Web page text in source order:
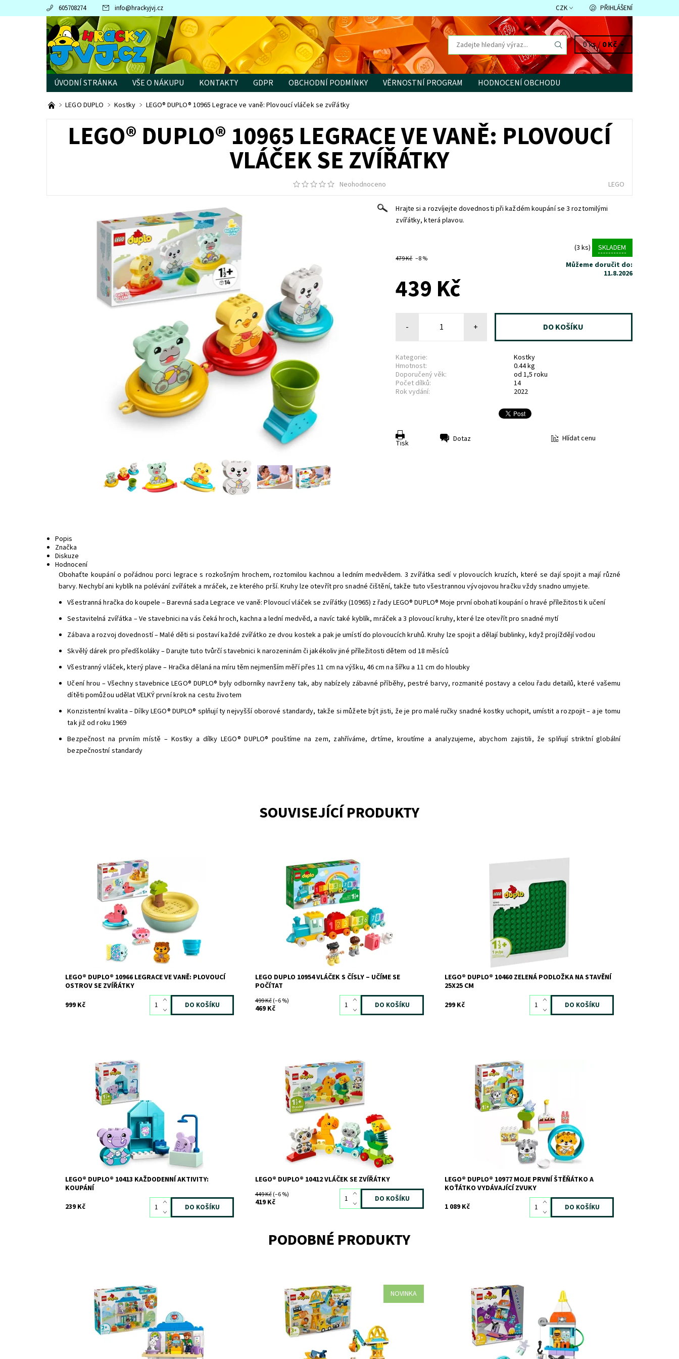
605708274 info@hrackyjvj.cz CZK PŘIHLÁŠENÍ
0 ks /0 Kč
ÚVODNÍ STRÁNKA VŠE O NÁKUPU KONTAKTY GDPR OBCHODNÍ PODMÍNKY VĚRNOSTNÍ PROGRAM
HODNOCENÍ OBCHODU
PRODÁVANÉ ZNAČKY
LEGO DUPLO Kostky LEGO® DUPLO® 10965 Legrace ve vaně: Plovoucí vláček se zvířátky
LEGO® DUPLO® 10965 LEGRACE VE VANĚ: PLOVOUCÍ
VLÁČEK SE ZVÍŘÁTKY
Neohodnoceno LEGO
Hrajte si a rozvíjejte dovednosti při každém koupání se 3 roztomilými
zvířátky, která plavou.
479 Kč –8 %
(3 ks)
SKLADEM
Můžeme doručit do:
11.8.2026
439 Kč
- +
Kategorie:
Kostky
Hmotnost:
0.44 kg
Doporučený věk:
od 1,5 roku
Počet dílků:
14
Rok vydání:
2022
Tisk Dotaz Hlídat cenu
Popis
Značka
Diskuze
Hodnocení
Obohaťte koupání o pořádnou porci legrace s rozkošným hrochem, roztomilou kachnou a ledním medvědem. 3 zvířátka sedí v plovoucích kruzích, které se dají spojit a mají různé
barvy. Nechybí ani kyblík na polévání zvířátek a mráček, ze kterého prší. Kruhy lze otevřít pro snadné čištění, takže tuto všestrannou vývojovou hračku vždy snadno umyjete.
Všestranná hračka do koupele – Barevná sada Legrace ve vaně: Plovoucí vláček se zvířátky (10965) z řady LEGO® DUPLO® Moje první obohatí koupání o hravé příležitosti k učení
Sestavitelná zvířátka – Ve stavebnici na vás čeká hroch, kachna a lední medvěd, a navíc také kyblík, mráček a 3 plovoucí kruhy, které lze otevřít pro snadné mytí
Zábava a rozvoj dovedností – Malé děti si postaví každé zvířátko ze dvou kostek a pak je umístí do plovoucích kruhů. Kruhy lze spojit a dělají bublinky, když projíždějí vodou
Skvělý dárek pro předškoláky – Darujte tuto tvůrčí stavebnici k narozeninám či jakékoliv jiné příležitosti dětem od 18 měsíců
Všestranný vláček, který plave – Hračka dělaná na míru těm nejmenším měří přes 11 cm na výšku, 46 cm na šířku a 11 cm do hloubky
Učení hrou – Všechny stavebnice LEGO® DUPLO® byly odborníky navrženy tak, aby nabízely zábavné příběhy, pestré barvy, rozmanité postavy a celou řadu detailů, které vašemu
dítěti pomůžou udělat VELKÝ první krok na cestu životem
Konzistentní kvalita – Dílky LEGO® DUPLO® splňují ty nejvyšší oborové standardy, takže si můžete být jisti, že je pro malé ručky snadné kostky uchopit, umístit a rozpojit – a je tomu
tak již od roku 1969
Bezpečnost na prvním místě – Kostky a dílky LEGO® DUPLO® pouštíme na zem, zahříváme, drtíme, kroutíme a analyzujeme, abychom zajistili, že splňují striktní globální
bezpečnostní standardy
SOUVISEJÍCÍ PRODUKTY
Přeneste své dítko z koupelny na tropický ostrov s
roztomilými, sestavitelnými zvířátky s nimiž si užijí
velkou porci legrace.
Dostupnost:
Skladem
3
9687
LEGO
LEGO® DUPLO® 10966 LEGRACE VE VANĚ: PLOVOUCÍ
OSTROV SE ZVÍŘÁTKY
999 Kč
Stavění, hraní a učení pro nejmenší na palubě vláčku s
Dostupnost:
Skladem3
8587
LEGO
LEGO DUPLO 10954 VLÁČEK S ČÍSLY – UČÍME SE
POČÍTAT
499 Kč(–6 %)
469 Kč
děti mohou vystavovat své kreativní výtvory.
Skladem>3
12285
LEGO
LEGO® DUPLO® 10460 ZELENÁ PODLOŽKA NA STAVĚNÍ
25X25 CM
299 Kč
Děti si se stavebnicí LEGO® se zvířátky prohloubí
pozitivní vztah ke koupání
Dostupnost:
Skladem3
11556
LEGO® DUPLO® 10413 KAŽDODENNÍ AKTIVITY:
KOUPÁNÍ
239 Kč
Vláček z řady LEGO® DUPLO® pro batolata pomáhá
rozvíjet jemné motorické schopnosti
Dostupnost:
Skladem3
11406
LEGO
LEGO® DUPLO® 10412 VLÁČEK SE ZVÍŘÁTKY
449 Kč(–6 %)
419 Kč
Učení hrou s koťátkem a štěňátkem – včetně jejich
Dostupnost:
Skladem>3
10839
LEGO® DUPLO® 10977 MOJE PRVNÍ ŠTĚŇÁTKO A
KOŤÁTKO VYDÁVAJÍCÍ ZVUKY
1 089 Kč
PODOBNÉ PRODUKTY
Kreativní stavebnice s doktorem pro malé děti
Dostupnost:
Skladem2
12099
LEGO
NOVINKA
Představte malým stavitelům hračku Staveniště a
vozidla 3 v 1 (10476), se kterou stavění nikdy nekončí!
Stavitelé od 3 let si užijí, budou vtaženi do hry na
rušném staveništi, kde si vyzkouší nakládání a vykládání
materiálu, stejně jako zvedání a...
Skladem
Zábavná a poutavá vesmírná hračka 3 v 1 pro malé
stavitele
Dostupnost:
Skladem3
11412
LEGO